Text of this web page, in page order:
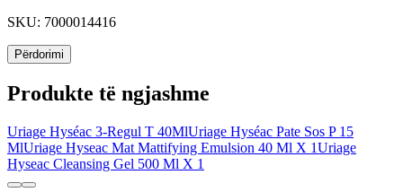
të hidratuar dhe të freskët. Është i përshtatshëm për lëkurë mikse dhe
SKU: 7000014416
Përdorimi
Produkte të ngjashme
Uriage Hyséac 3-Regul T 40MlUriage Hyséac Pate Sos P 15
MlUriage Hyseac Mat Mattifying Emulsion 40 Ml X 1Uriage
Hyseac Cleansing Gel 500 Ml X 1